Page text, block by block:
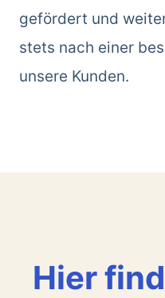
gefördert und
stets nach einer
unsere Kunden.
Hier